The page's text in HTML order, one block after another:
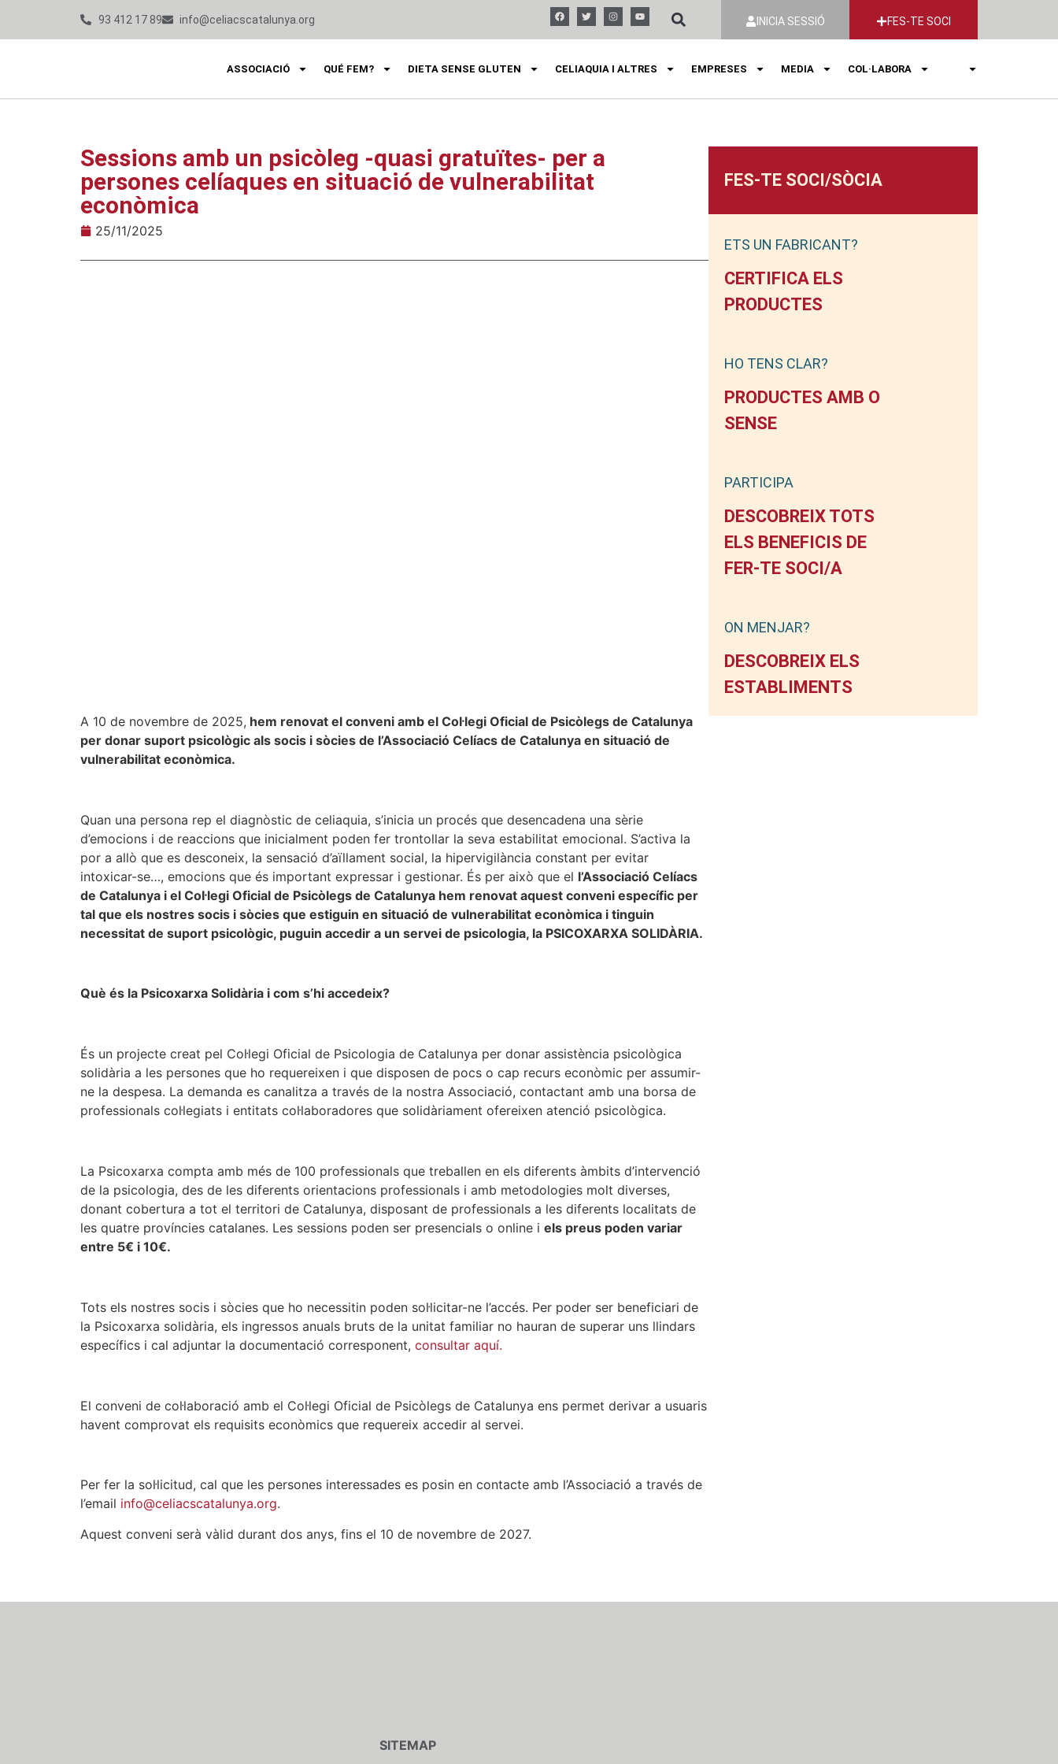
93 412 17 89 info@celiacscatalunya.org INICIA SESSIÓ FES-TE SOCI
ASSOCIACIÓ QUÉ FEM? DIETA SENSE GLUTEN CELIAQUIA I ALTRES EMPRESES MEDIA COL·LABORA
Sessions amb un psicòleg -quasi gratuïtes- per a
persones celíaques en situació de vulnerabilitat
econòmica
25/11/2025
A 10 de novembre de 2025, hem renovat el conveni amb el Col·legi Oficial de Psicòlegs de Catalunya
per donar suport psicològic als socis i sòcies de l’Associació Celíacs de Catalunya en situació de
vulnerabilitat econòmica.
Quan una persona rep el diagnòstic de celiaquia, s’inicia un procés que desencadena una sèrie
d’emocions i de reaccions que inicialment poden fer trontollar la seva estabilitat emocional. S’activa la
por a allò que es desconeix, la sensació d’aïllament social, la hipervigilància constant per evitar
intoxicar-se…, emocions que és important expressar i gestionar. És per això que el l’Associació Celíacs
de Catalunya i el Col·legi Oficial de Psicòlegs de Catalunya hem renovat aquest conveni específic per
tal que els nostres socis i sòcies que estiguin en situació de vulnerabilitat econòmica i tinguin
necessitat de suport psicològic, puguin accedir a un servei de psicologia, la PSICOXARXA SOLIDÀRIA.
Què és la Psicoxarxa Solidària i com s’hi accedeix?
És un projecte creat pel Col·legi Oficial de Psicologia de Catalunya per donar assistència psicològica
solidària a les persones que ho requereixen i que disposen de pocs o cap recurs econòmic per assumir-
ne la despesa. La demanda es canalitza a través de la nostra Associació, contactant amb una borsa de
professionals col·legiats i entitats col·laboradores que solidàriament ofereixen atenció psicològica.
La Psicoxarxa compta amb més de 100 professionals que treballen en els diferents àmbits d’intervenció
de la psicologia, des de les diferents orientacions professionals i amb metodologies molt diverses,
donant cobertura a tot el territori de Catalunya, disposant de professionals a les diferents localitats de
les quatre províncies catalanes. Les sessions poden ser presencials o online i els preus poden variar
entre 5€ i 10€.
Tots els nostres socis i sòcies que ho necessitin poden sol·licitar-ne l’accés. Per poder ser beneficiari de
la Psicoxarxa solidària, els ingressos anuals bruts de la unitat familiar no hauran de superar uns llindars
específics i cal adjuntar la documentació corresponent, consultar aquí.
El conveni de col·laboració amb el Col·legi Oficial de Psicòlegs de Catalunya ens permet derivar a usuaris
havent comprovat els requisits econòmics que requereix accedir al servei.
Per fer la sol·licitud, cal que les persones interessades es posin en contacte amb l’Associació a través de
l’email info@celiacscatalunya.org.
Aquest conveni serà vàlid durant dos anys, fins el 10 de novembre de 2027.
FES-TE SOCI/SÒCIA
ETS UN FABRICANT?
CERTIFICA ELS
PRODUCTES
HO TENS CLAR?
PRODUCTES AMB O
SENSE
PARTICIPA
DESCOBREIX TOTS
ELS BENEFICIS DE
FER-TE SOCI/A
ON MENJAR?
DESCOBREIX ELS
ESTABLIMENTS
SITEMAP